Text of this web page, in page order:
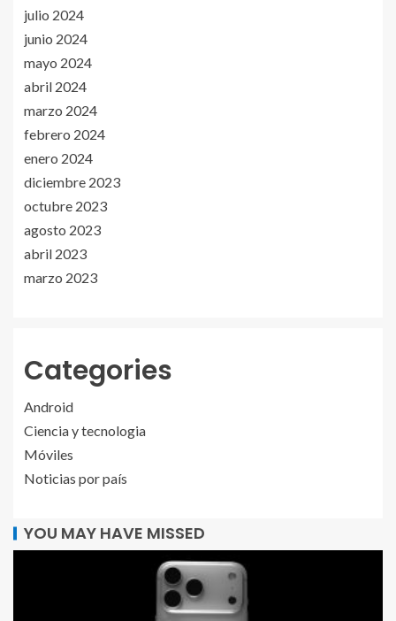
julio 2024
junio 2024
mayo 2024
abril 2024
marzo 2024
febrero 2024
enero 2024
diciembre 2023
octubre 2023
agosto 2023
abril 2023
marzo 2023
Categories
Android
Ciencia y tecnologia
Móviles
Noticias por país
YOU MAY HAVE MISSED